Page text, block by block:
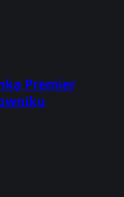
Premier